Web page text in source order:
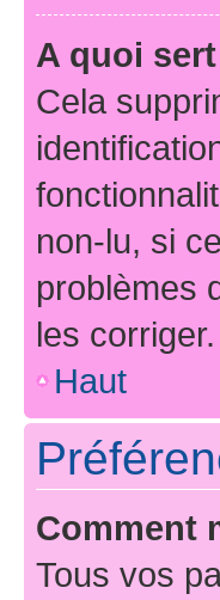
A quoi
Cela
non-lu, si
problèmes
les corriger.
Haut
Comment
Tous vos